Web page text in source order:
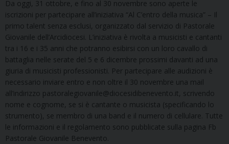
Da oggi, 31 ottobre, e fino al 30 novembre sono aperte le
iscrizioni per partecipare all’iniziativa “Al C’entro della musica” – Il
primo talent senza esclusi, organizzato dal servizio di Pastorale
Giovanile dell’Arcidiocesi. L’iniziativa è rivolta a musicisti e cantanti
tra i 16 e i 35 anni che potranno esibirsi con un loro cavallo di
battaglia nelle serate del 5 e 6 dicembre prossimi davanti ad una
giuria di musicisti professionisti. Per partecipare alle audizioni è
necessario inviare entro e non oltre il 30 novembre una mail
all’indirizzo pastoralegiovanile@diocesidibenevento.it, scrivendo
nome e cognome, se si è cantante o musicista (specificando lo
strumento), se membro di una band e il numero di cellulare. Tutte
le informazioni e il regolamento sono pubblicate sulla pagina Fb
Pastorale Giovanile Benevento.